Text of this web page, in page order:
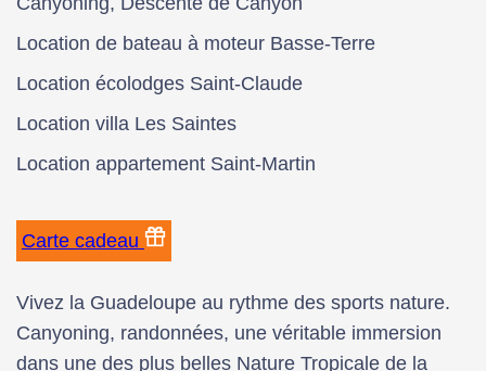
Location de bateau à moteur Basse-Terre
Location écolodges Saint-Claude
Location villa Les Saintes
Location appartement Saint-Martin
Carte cadeau
Vivez la Guadeloupe au rythme des sports nature.
Canyoning, randonnées, une véritable immersion
dans une des plus belles Nature Tropicale de la